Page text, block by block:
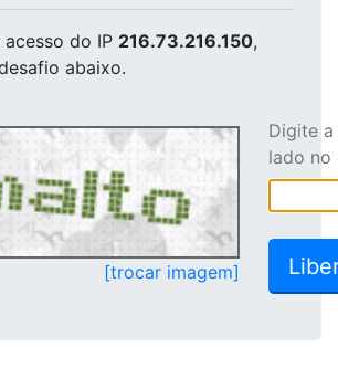
do IP 216.73.216.150,
abaixo.
[trocar imagem]
Digite
lado no